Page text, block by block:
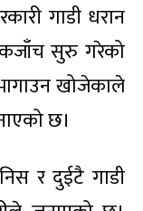
गाडी धरान
सुरु गरेको
खोजेकाले
छ।
र दुईटै गाडी